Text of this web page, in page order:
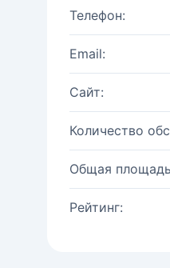
Телефон:
Email:
Сайт:
Количество
Общая
Рейтинг: